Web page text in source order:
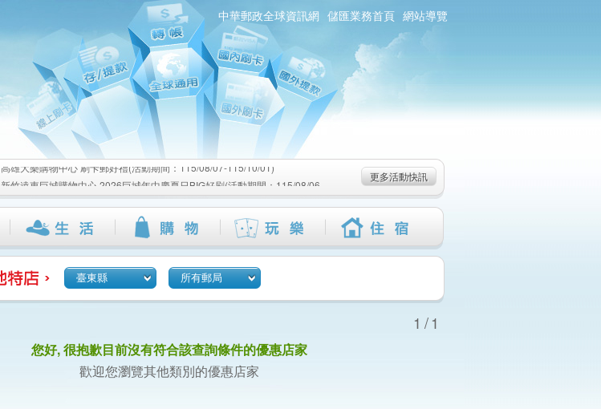
中華郵政全球資訊網 儲匯業務首頁 網站導覽
高雄大樂購物中心 刷卡郵好禮(活動期間：115/08/07-115/10/01)
新竹遠東巨城購物中心 2026巨城年中慶夏日BIG好刷(活動期間：115/08/06-
115/08/26)
臺北三創生活 有點東西第2波 刷卡郵好禮(活動期間：115/08/06-115/09/02)
高雄大樂購物中心 刷卡郵好禮(活動期間：115/08/07-115/10/01)
新竹遠東巨城購物中心 2026巨城年中慶夏日BIG好刷(活動期間：115/08/06-
115/08/26)
臺北三創生活 有點東西第2波 刷卡郵好禮(活動期間：115/08/06-115/09/02)
更多活動快訊
臺東縣 所有郵局
1/1
您好, 很抱歉目前沒有符合該查詢條件的優惠店家
歡迎您瀏覽其他類別的優惠店家